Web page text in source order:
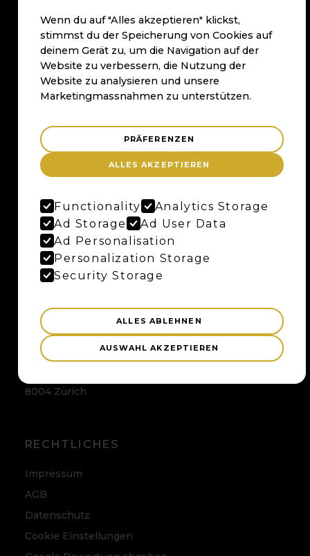
BADEN
Maybaum AG
Bruggerstrasse 37
5400 Baden
Anfahrtsplan
Google Maps
BERN
Maybaum AG
Uferweg 15
3013 Bern
ZÜRICH
Maybaum AG
8004 Zürich
RECHTLICHES
Impressum
AGB
Datenschutz
Cookie Einstellungen
Wenn du auf "Alles akzeptieren" klickst,
stimmst du der Speicherung von Cookies auf
deinem Gerät zu, um die Navigation auf der
Website zu verbessern, die Nutzung der
Website zu analysieren und unsere
Marketingmassnahmen zu unterstützen.
PRÄFERENZEN
ALLES AKZEPTIEREN
Functionality
Analytics Storage
Ad Storage
Ad User Data
Ad Personalisation
Personalization Storage
Security Storage
ALLES ABLEHNEN
AUSWAHL AKZEPTIEREN